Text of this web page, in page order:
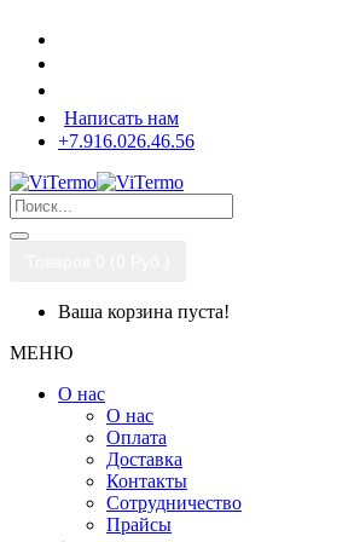
Написать нам
+7.916.026.46.56
Ваша корзина пуста!
МЕНЮ
О нас
О нас
Оплата
Доставка
Контакты
Сотрудничество
Прайсы